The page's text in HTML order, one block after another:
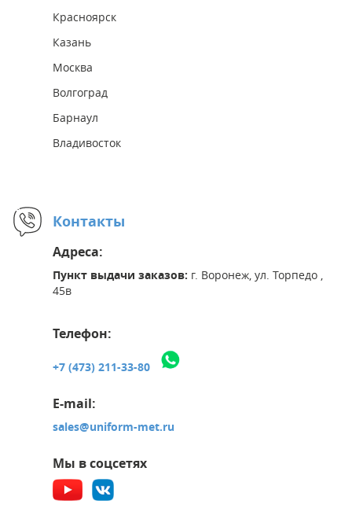
Красноярск
Казань
Москва
Волгоград
Барнаул
Владивосток
Контакты
Адреса:
Пункт выдачи заказов: г. Воронеж, ул. Торпедо ,
45в
Телефон:
+7 (473) 211-33-80
E-mail:
sales@uniform-met.ru
Мы в соцсетях